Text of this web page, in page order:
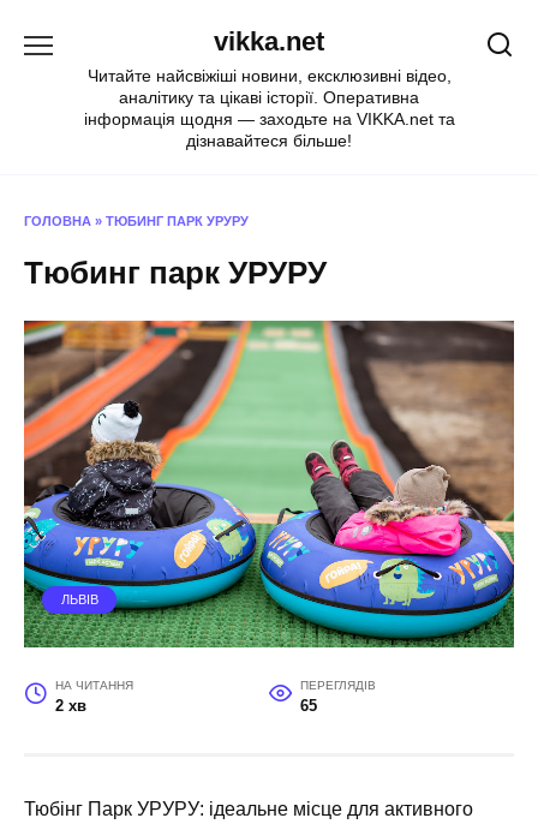
vikka.net
Читайте найсвіжіші новини, ексклюзивні відео,
аналітику та цікаві історії. Оперативна
інформація щодня — заходьте на VIKKA.net та
дізнавайтеся більше!
ГОЛОВНА » ТЮБИНГ ПАРК УРУРУ
Тюбинг парк УРУРУ
ЛЬВІВ
НА ЧИТАННЯ
2 хв
ПЕРЕГЛЯДІВ
65
Тюбінг Парк УРУРУ: ідеальне місце для активного